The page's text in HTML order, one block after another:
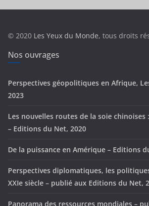
e
s
© 2020 Les Yeux du Monde, tous droits
Nos ouvrages
Perspectives géopolitiques en Afrique,
2023
Les nouvelles routes de la soie
– Editions du Net, 2020
De la puissance en Amérique – Editions
Perspectives diplomatiques, les
XXIe siècle – publié aux Editions du Net,
Panorama des ressources mondiales –